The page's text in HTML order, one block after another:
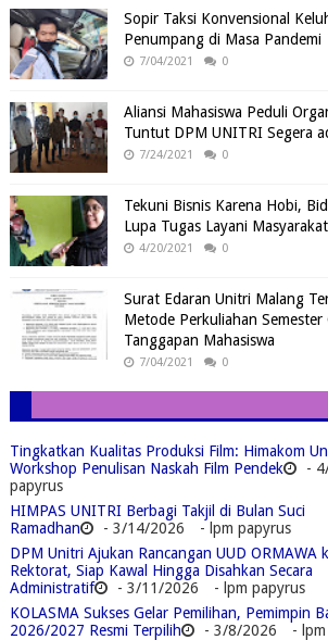
Sopir Taksi Konvensional
Penumpang di Masa Pandemi
7/04/2021 0
Aliansi Mahasiswa Peduli
Tuntut DPM UNITRI Segera
7/24/2021 0
Tekuni Bisnis Karena Hobi,
Lupa Tugas Layani Masyarakat
4/20/2021 0
Surat Edaran Unitri Malang
Metode Perkuliahan Semester
Tanggapan Mahasiswa
7/04/2021 0
Tingkatkan Kualitas Produksi Film: Himakom
Workshop Penulisan Naskah Film Pendek
-
papyrus
HIMPAS UNITRI Berbagi Takjil di Bulan Suci
Ramadhan
- 3/14/2026
- lpm papyrus
DPM Unitri Ajukan Rancangan UUD ORMAWA
Rektorat, Siap Kawal Hingga Disahkan Secara
Administratif
- 3/11/2026
- lpm papyrus
KOLASMA Sukses Gelar Pemilihan, Pemimpin
2026/2027 Resmi Terpilih
- 3/8/2026
-